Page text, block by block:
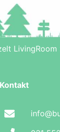
LivingRoom
Kontakt